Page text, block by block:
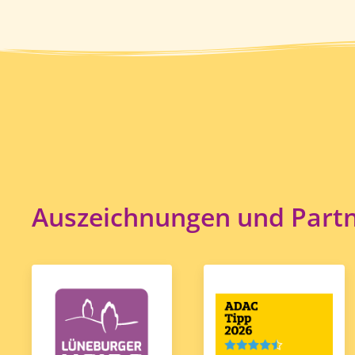
Auszeichnungen und